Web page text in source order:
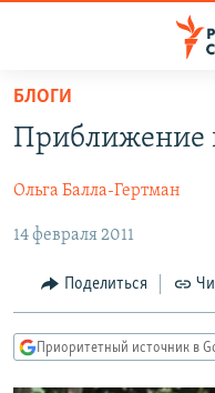
упрощенного
доступа
содержанию
Вернутся
главной
навигации
Вернутся
ПРОГРАММЫ
ПОДКАСТЫ
АВТОРСКИЕ ПРОЕКТЫ
ЦИТАТЫ СВОБОДЫ
МНЕНИЯ
КУЛЬТУРА
IDEL.РЕАЛИИ
БЛОГИ
Приближение
Ольга Балла-Гертман
14 февраля 2011
Поделиться
Приоритетный источник в